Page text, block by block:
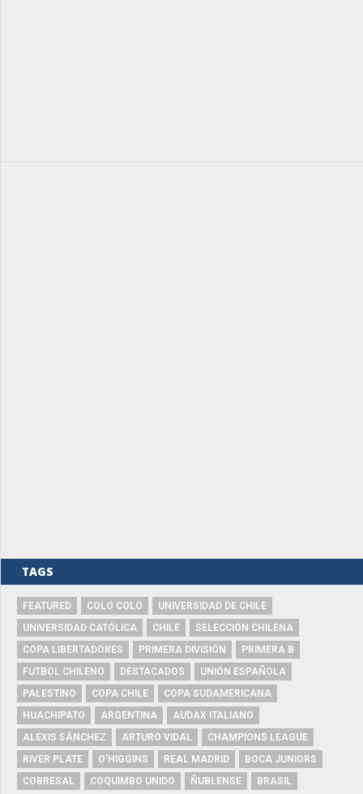
TAGS
FEATURED COLO COLO
UNIVERSIDAD DE CHILE
UNIVERSIDAD CATÓLICA
CHILE
SELECCIÓN CHILENA
COPA LIBERTADORES
PRIMERA DIVISIÓN
PRIMERA B
FUTBOL CHILENO
DESTACADOS
UNIÓN ESPAÑOLA
PALESTINO
COPA CHILE
COPA SUDAMERICANA
HUACHIPATO
ARGENTINA
AUDAX ITALIANO
ALEXIS SÁNCHEZ
ARTURO VIDAL
CHAMPIONS LEAGUE
RIVER PLATE
O'HIGGINS REAL MADRID
BOCA JUNIORS
COBRESAL
COQUIMBO UNIDO ÑUBLENSE
BRASIL